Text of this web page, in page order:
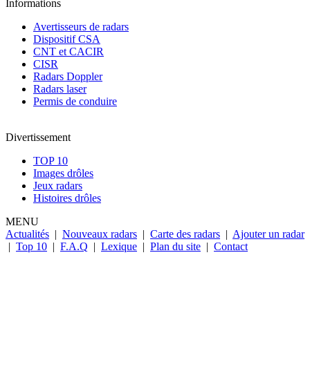
Informations
Avertisseurs de radars
Dispositif CSA
CNT et CACIR
CISR
Radars Doppler
Radars laser
Permis de conduire
Divertissement
TOP 10
Images drôles
Jeux radars
Histoires drôles
MENU
Actualités | Nouveaux radars | Carte des radars | Ajouter un radar
| Top 10 | F.A.Q | Lexique | Plan du site | Contact